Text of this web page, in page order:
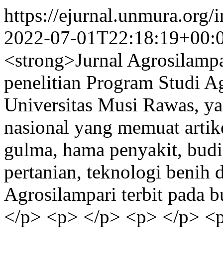
https://ejurnal.unmura.org/
2022-07-
<strong>Jurnal
penelitian Program Studi
Universitas Musi Rawas,
nasional yang memuat
gulma, hama penyakit,
pertanian, teknologi benih
Agrosilampari terbit pada
</p> <p> </p> <p> </p>